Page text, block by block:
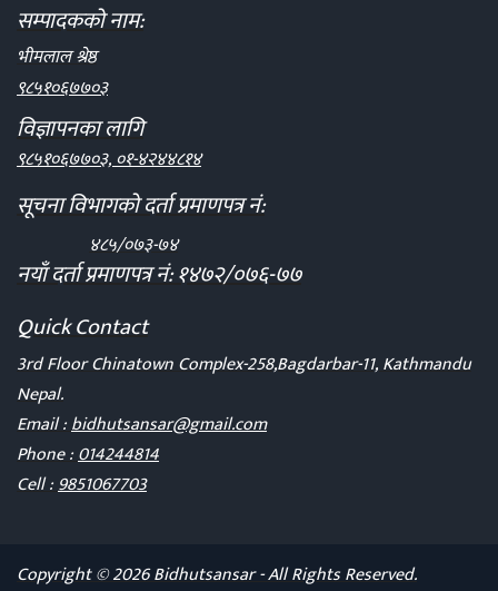
सम्पादकको नाम:
भीमलाल श्रेष्ठ
९८५१०६७७०३
विज्ञापनका लागि
९८५१०६७७०३, ०१-४२४४८१४
सूचना विभागको दर्ता प्रमाणपत्र नं:
४८५/०७३-७४
नयाँ दर्ता प्रमाणपत्र नं: १४७२/०७६-७७
Quick Contact
3rd Floor Chinatown Complex-258,Bagdarbar-11, Kathmandu
Nepal.
Email :bidhutsansar@gmail.com
Phone :014244814
Cell :9851067703
Copyright © 2026 Bidhutsansar - All Rights Reserved.